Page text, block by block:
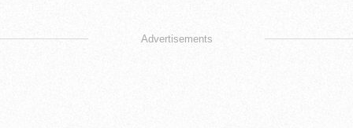
Advertisements